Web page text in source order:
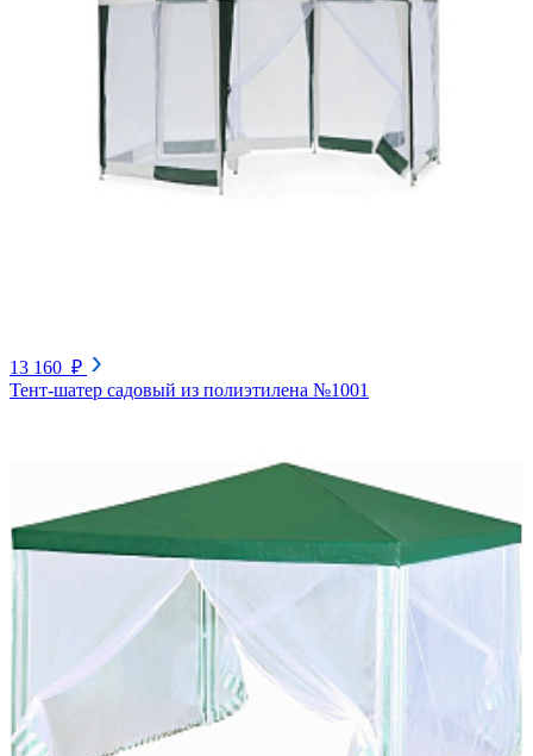
13 160 ₽
Тент-шатер садовый из полиэтилена №1001